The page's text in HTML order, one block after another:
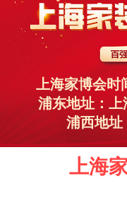
上海家博会时
浦东地址：上
浦西地址
上海